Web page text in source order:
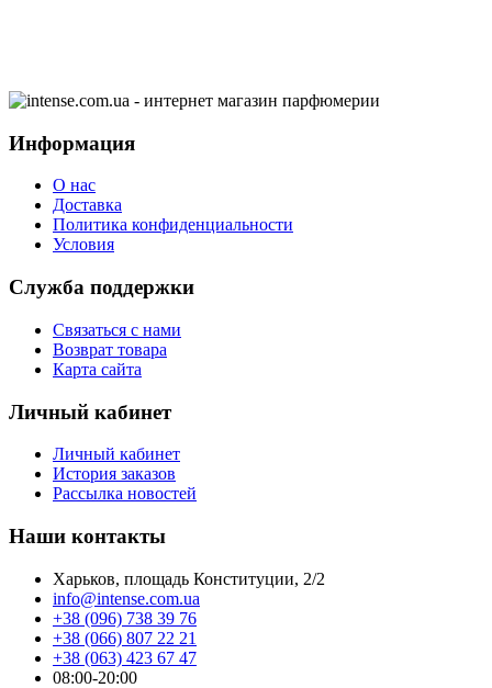
Информация
О нас
Доставка
Политика конфиденциальности
Условия
Служба поддержки
Связаться с нами
Возврат товара
Карта сайта
Личный кабинет
Личный кабинет
История заказов
Рассылка новостей
Наши контакты
Харьков, площадь Конституции, 2/2
info@intense.com.ua
+38 (096) 738 39 76
+38 (066) 807 22 21
+38 (063) 423 67 47
08:00-20:00